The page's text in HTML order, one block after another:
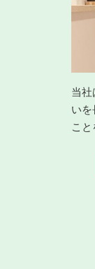
当
い
こと